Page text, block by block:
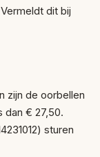
dit bij
zijn de oorbellen
dan € 27,50.
sturen